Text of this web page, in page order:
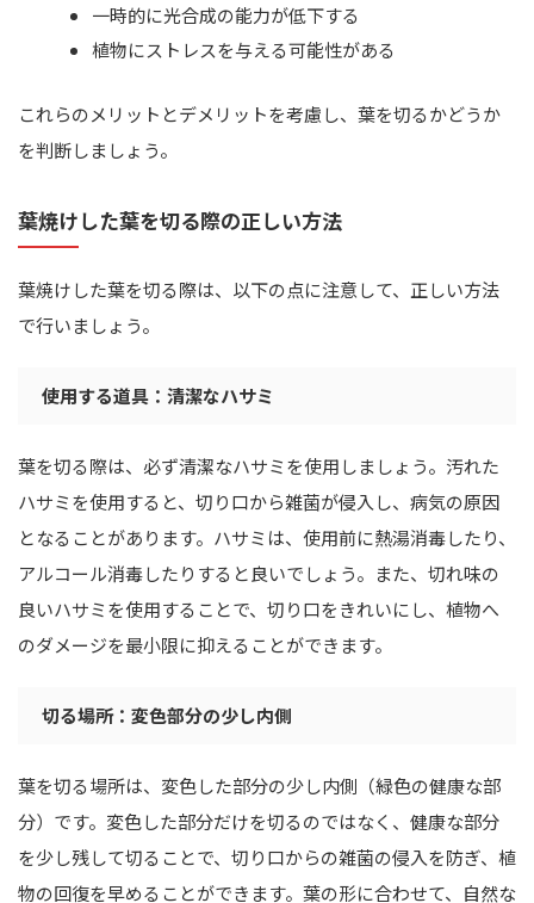
一時的に光合成の能力が低下する
植物にストレスを与える可能性がある
これらのメリットとデメリットを考慮し、葉を切るかどうか
を判断しましょう。
葉焼けした葉を切る際の正しい方法
葉焼けした葉を切る際は、以下の点に注意して、正しい方法
で行いましょう。
使用する道具：清潔なハサミ
葉を切る際は、必ず清潔なハサミを使用しましょう。汚れた
ハサミを使用すると、切り口から雑菌が侵入し、病気の原因
となることがあります。ハサミは、使用前に熱湯消毒したり、
アルコール消毒したりすると良いでしょう。また、切れ味の
良いハサミを使用することで、切り口をきれいにし、植物へ
のダメージを最小限に抑えることができます。
切る場所：変色部分の少し内側
葉を切る場所は、変色した部分の少し内側（緑色の健康な部
分）です。変色した部分だけを切るのではなく、健康な部分
を少し残して切ることで、切り口からの雑菌の侵入を防ぎ、植
物の回復を早めることができます。葉の形に合わせて、自然な